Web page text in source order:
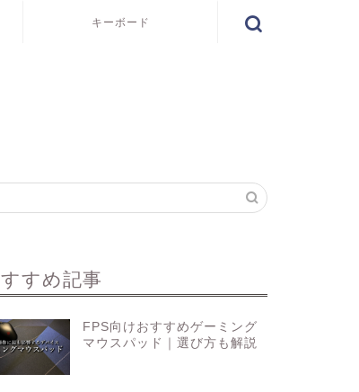
キーボード
おすすめ記事
FPS向けおすすめゲーミング
マウスパッド｜選び方も解説